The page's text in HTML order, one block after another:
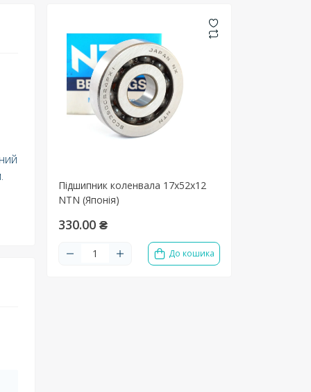
Підшипник коленвала 17х52х12
NTN (Японія)
330.00 ₴
До кошика